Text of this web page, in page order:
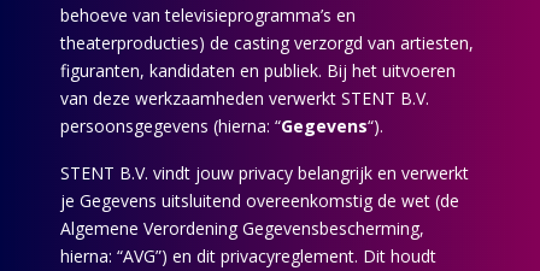
behoeve van televisieprogramma’s en
theaterproducties) de casting verzorgd van artiesten,
figuranten, kandidaten en publiek. Bij het uitvoeren
van deze werkzaamheden verwerkt STENT B.V.
persoonsgegevens (hierna: “Gegevens“).
STENT B.V. vindt jouw privacy belangrijk en verwerkt
je Gegevens uitsluitend overeenkomstig de wet (de
Algemene Verordening Gegevensbescherming,
hierna: “AVG”) en dit privacyreglement. Dit houdt